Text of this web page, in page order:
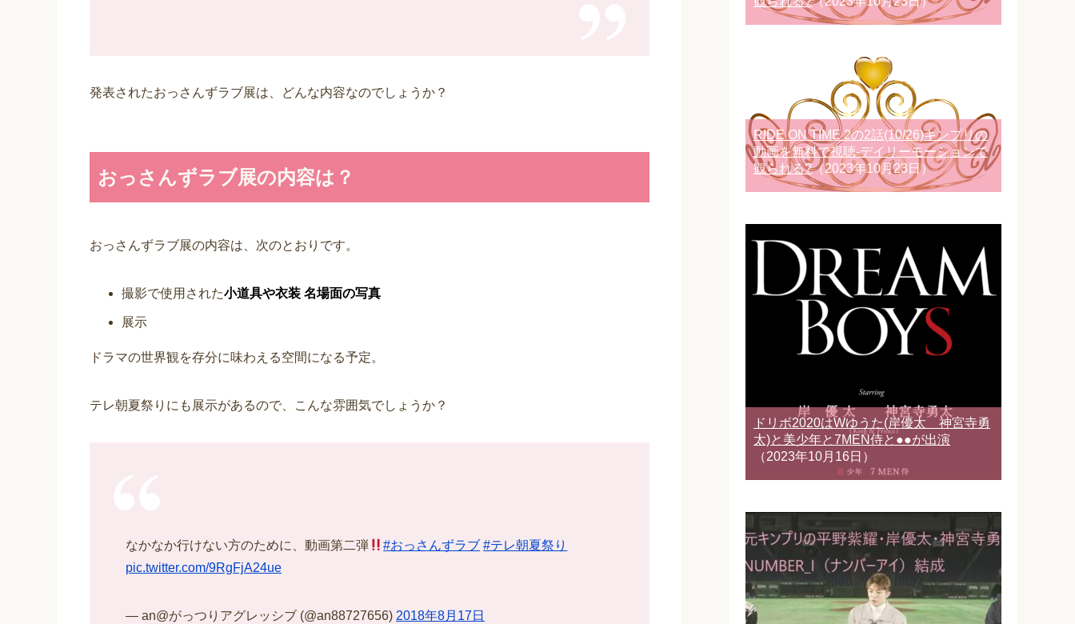
発表されたおっさんずラブ展は、どんな内容なのでしょうか？
おっさんずラブ展の内容は？
おっさんずラブ展の内容は、次のとおりです。
撮影で使用された小道具や衣装 名場面の写真
展示
ドラマの世界観を存分に味わえる空間になる予定。
テレ朝夏祭りにも展示があるので、こんな雰囲気でしょうか？
なかなか行けない方のために、動画第二弾 #おっさんずラブ #テレ朝夏祭り
pic.twitter.com/9RgFjA24ue
— an@がっつりアグレッシブ (@an88727656) 2018年8月17日
RIDE ON TIME 2の2話(10/26)キンプリの
動画を無料で視聴-デイリーモーションで
観られる?（2023年10月23日）
ドリボ2020はWゆうた(岸優太 神宮寺勇
太)と美少年と7MEN侍と●●が出演
（2023年10月16日）